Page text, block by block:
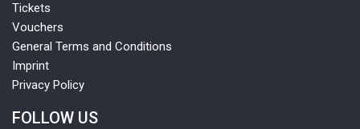
Tickets
Vouchers
General Terms and Conditions
Imprint
Privacy Policy
FOLLOW US